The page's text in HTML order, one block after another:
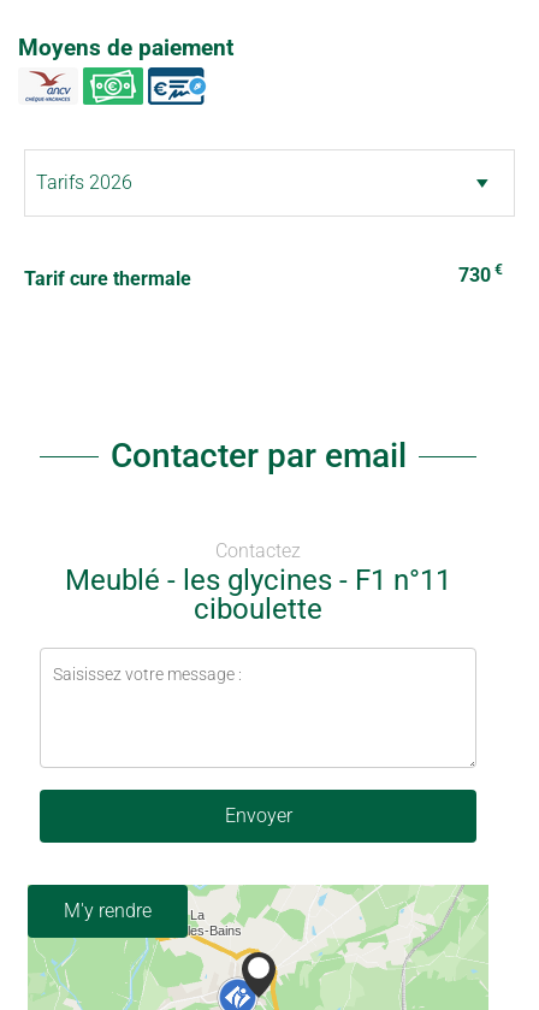
Moyens de paiement
Tarif cure thermale 730 €
Contacter par email
Contactez
Meublé - les glycines - F1 n°11
ciboulette
Envoyer
M'y rendre